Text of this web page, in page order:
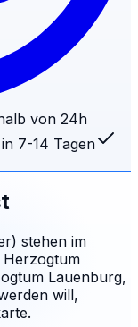
von 24h
7-14 Tagen
stehen im
Herzogtum
Lauenburg,
will,